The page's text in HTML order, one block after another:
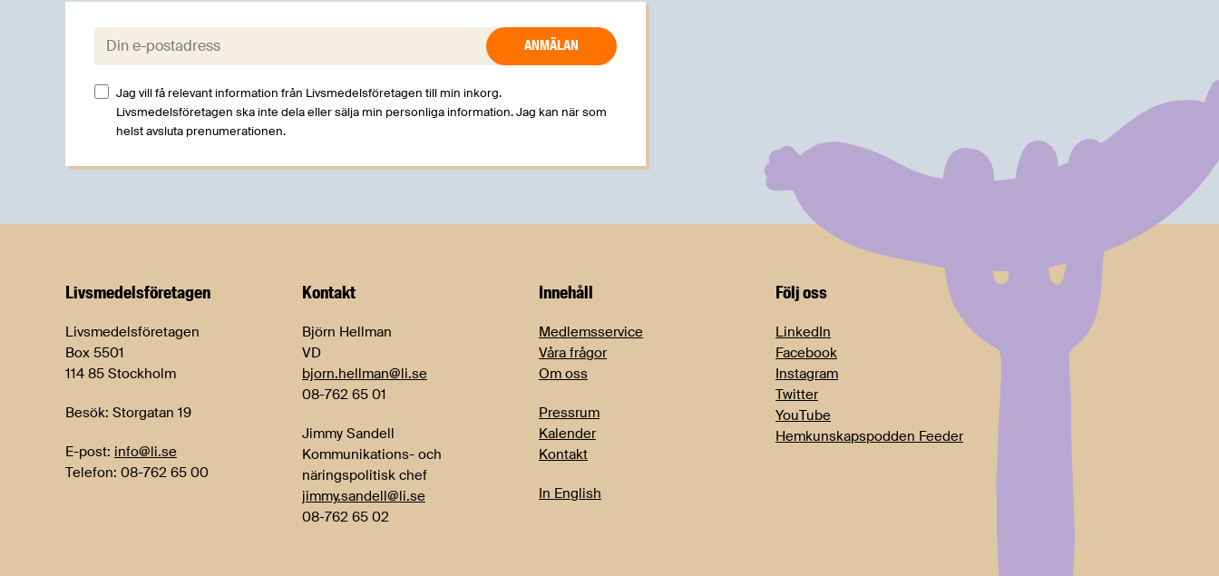
E-post:
Jag vill få relevant information från Livsmedelsföretagen till min inkorg.
Livsmedelsföretagen ska inte dela eller sälja min personliga information. Jag kan när som
helst avsluta prenumerationen.
Livsmedels­företagen
Livsmedelsföretagen
Box 5501
114 85 Stockholm
Besök: Storgatan 19
E-post: info@li.se
Telefon: 08-762 65 00
Kontakt
Björn Hellman
VD
bjorn.hellman@li.se
08-762 65 01
Jimmy Sandell
Kommunikations- och
näringspolitisk chef
jimmy.sandell@li.se
08-762 65 02
Innehåll
Medlemsservice
Våra frågor
Om oss
Pressrum
Kalender
Kontakt
In English
Följ oss
LinkedIn
Facebook
Instagram
Twitter
YouTube
Hemkunskapspodden Feeder